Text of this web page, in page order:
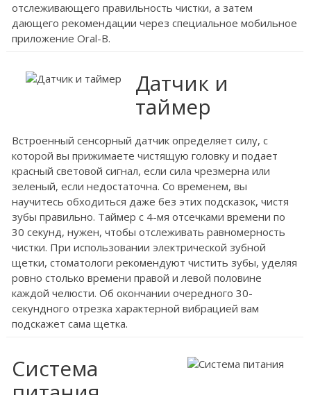
отслеживающего правильность чистки, а затем
дающего рекомендации через специальное мобильное
приложение Oral-B.
Датчик и
таймер
Встроенный сенсорный датчик определяет силу, с
которой вы прижимаете чистящую головку и подает
красный световой сигнал, если сила чрезмерна или
зеленый, если недостаточна. Со временем, вы
научитесь обходиться даже без этих подсказок, чистя
зубы правильно. Таймер с 4-мя отсечками времени по
30 секунд, нужен, чтобы отслеживать равномерность
чистки. При использовании электрической зубной
щетки, стоматологи рекомендуют чистить зубы, уделяя
ровно столько времени правой и левой половине
каждой челюсти. Об окончании очередного 30-
секундного отрезка характерной вибрацией вам
подскажет сама щетка.
Система